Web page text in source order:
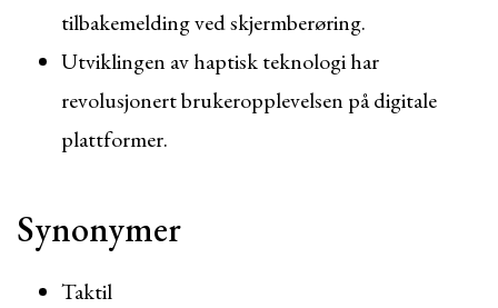
tilbakemelding ved skjermberøring.
Utviklingen av haptisk teknologi har
revolusjonert brukeropplevelsen på digitale
plattformer.
Synonymer
Taktil